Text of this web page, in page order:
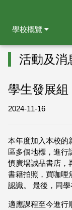
學校概覽
活動及消
學生發展
2024-11-16
本年度加入本校的
區多個地標，進行
慎廣場誠品書店，
書籍拍照，買咖哩
認識。 最後，同
適應課程至今進行